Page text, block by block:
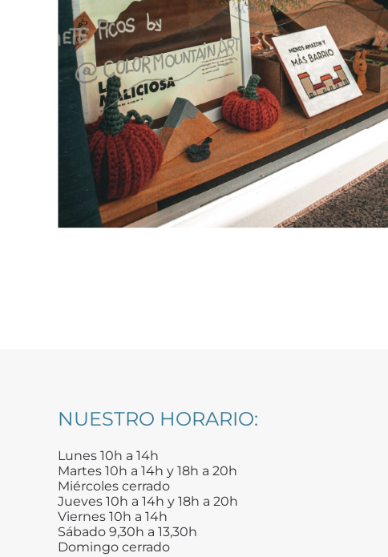
NUESTRO HORARIO:
Lunes 10h a 14h
Martes 10h a 14h y 18h a 20h
Miércoles cerrado
Jueves 10h a 14h y 18h a 20h
Viernes 10h a 14h
Sábado 9,30h a 13,30h
Domingo cerrado